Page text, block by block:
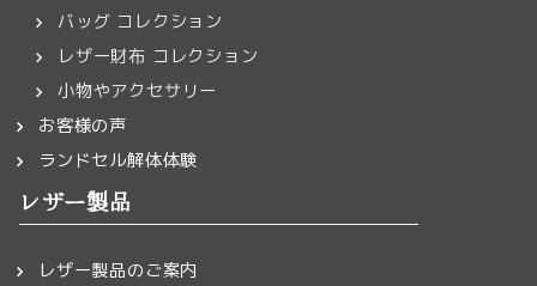
バッグ コレクション
レザー財布 コレクション
小物やアクセサリー
お客様の声
ランドセル解体体験
レザー製品
レザー製品のご案内